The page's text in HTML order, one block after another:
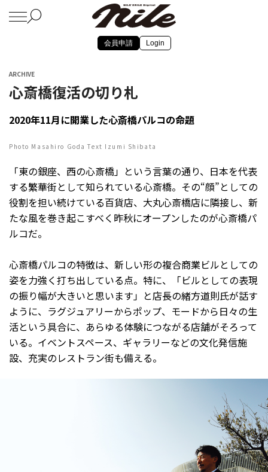
会員申請 Login
ARCHIVE
心斎橋復活の切り札
2020年11月に開業した心斎橋パルコの命題
Photo Masahiro Goda Text Izumi Shibata
「東の銀座、西の心斎橋」という言葉の通り、日本を代表
する繁華街として知られている心斎橋。その“顔”としての
役割を担い続けている百貨店、大丸心斎橋店に隣接し、新
たな風を巻き起こすべく昨秋にオープンしたのが心斎橋パ
ルコだ。
心斎橋パルコの特徴は、新しい形の複合商業ビルとしての
姿を力強く打ち出している点。特に、「ビルとしての表現
の振り幅が大きいと思います」と店長の緒方道則氏が話す
ように、ラグジュアリーからポップ、モードから日々の生
活という具合に、あらゆる体験につながる店舗がそろって
いる。イベントスペース、ギャラリーなどの文化発信施
設、充実のレストラン街も備える。